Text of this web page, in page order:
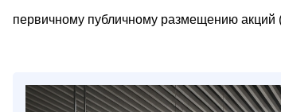
первичному публичному размещению акций